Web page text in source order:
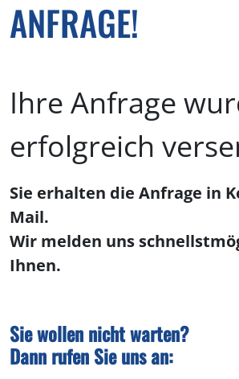
ANFRAGE!
Ihre Anfrage
erfolgreich
Sie erhalten die Anfrage in
Mail.
Wir melden uns
Ihnen.
Sie wollen nicht warten?
Dann rufen Sie uns an: